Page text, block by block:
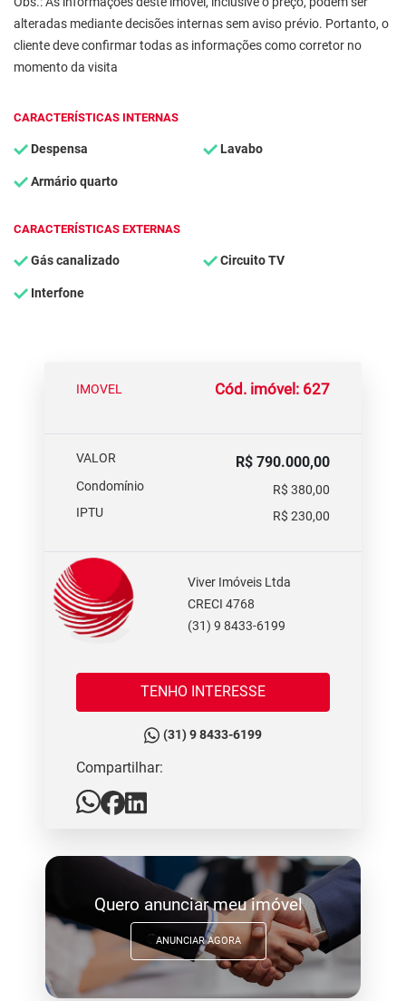
alteradas mediante decisões internas sem aviso prévio. Portanto, o
cliente deve confirmar todas as informações como corretor no
momento da visita
CARACTERÍSTICAS INTERNAS
Despensa Lavabo
Armário quarto
CARACTERÍSTICAS EXTERNAS
Gás canalizado Circuito TV
Interfone
IMOVEL Cód. imóvel: 627
VALOR R$ 790.000,00
Condomínio
R$ 380,00
IPTU
R$ 230,00
Viver Imóveis Ltda
CRECI 4768
(31) 9 8433-6199
TENHO INTERESSE
(31) 9 8433-6199
Compartilhar:
Quero anunciar meu imóvel
ANUNCIAR AGORA